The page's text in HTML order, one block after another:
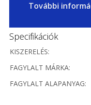
További
Specifikációk
KISZERELÉS:
FAGYLALT MÁRKA:
FAGYLALT ALAPANYAG: